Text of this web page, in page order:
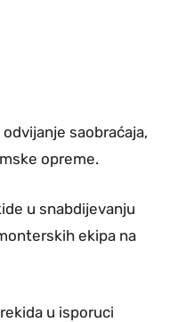
saobraćaja,
opreme.
u snabdijevanju
ekipa na
u isporuci